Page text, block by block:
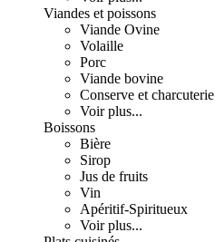
Viandes et poissons
Viande Ovine
Volaille
Porc
Viande bovine
Conserve et charcuterie
Voir plus...
Boissons
Bière
Sirop
Jus de fruits
Vin
Apéritif-Spiritueux
Voir plus...